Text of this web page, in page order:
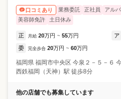
口コミあり 業務委託 正社員 アル
美容師免許
土日休み
正 月給 20万円 ~ 55万円 ア
委 完全歩合 20万円 ~ 60万円
福岡県 福岡市中央区 今泉２－５－６
西鉄福岡（天神）駅 徒歩8分
他の店舗でも募集しています